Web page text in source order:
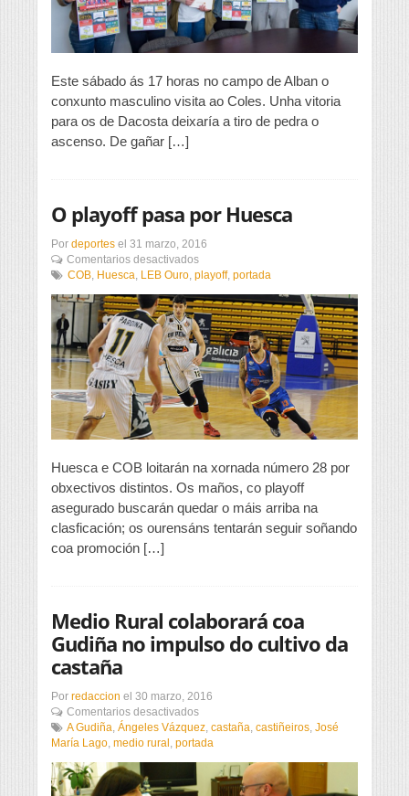
Este sábado ás 17 horas no campo de Alban o
conxunto masculino visita ao Coles. Unha vitoria
para os de Dacosta deixaría a tiro de pedra o
ascenso. De gañar […]
O playoff pasa por Huesca
Por deportes el 31 marzo, 2016
Comentarios desactivadosen
O
pasa
por
Huesca
COB, Huesca, LEB Ouro, playoff, portada
Huesca e COB loitarán na xornada número 28 por
obxectivos distintos. Os maños, co playoff
asegurado buscarán quedar o máis arriba na
clasficación; os ourensáns tentarán seguir soñando
coa promoción […]
Medio Rural colaborará coa
Gudiña no impulso do cultivo da
castaña
Por redaccion el 30 marzo, 2016
Comentarios desactivadosen
Medio
Rural
coa
Gudiña
A Gudiña, Ángeles Vázquez, castaña, castiñeiros, José
María Lago, medio rural, portada